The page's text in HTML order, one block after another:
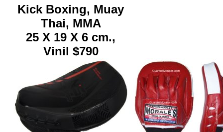
Kick Boxing, Muay
Thai, MMA
25 X 19 X 6 cm.,
Vinil $790